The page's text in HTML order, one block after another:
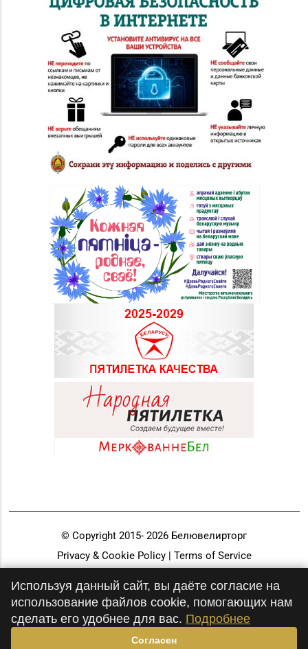
© Copyright 2015- 2026 Белювелирторг
Privacy & Cookie Policy | Terms of Service
Используя данный сайт, вы даёте согласие на
использование файлов cookie, помогающих нам
сделать его удобнее для вас. Подробнее
Согласен